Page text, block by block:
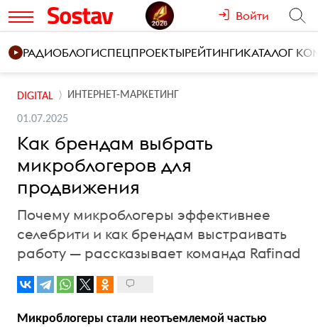
Войти
РАДИОБЛОГИСПЕЦПРОЕКТЫРЕЙТИНГИКАТАЛОГ
DIGITAL ИНТЕРНЕТ-МАРКЕТИНГ
01.07.2025
Как брендам выбрать
микроблогеров для
продвижения
Почему микроблогеры эффективнее
селебрити и как брендам выстраивать
работу — рассказывает команда Rafinad
Микроблогеры стали неотъемлемой частью